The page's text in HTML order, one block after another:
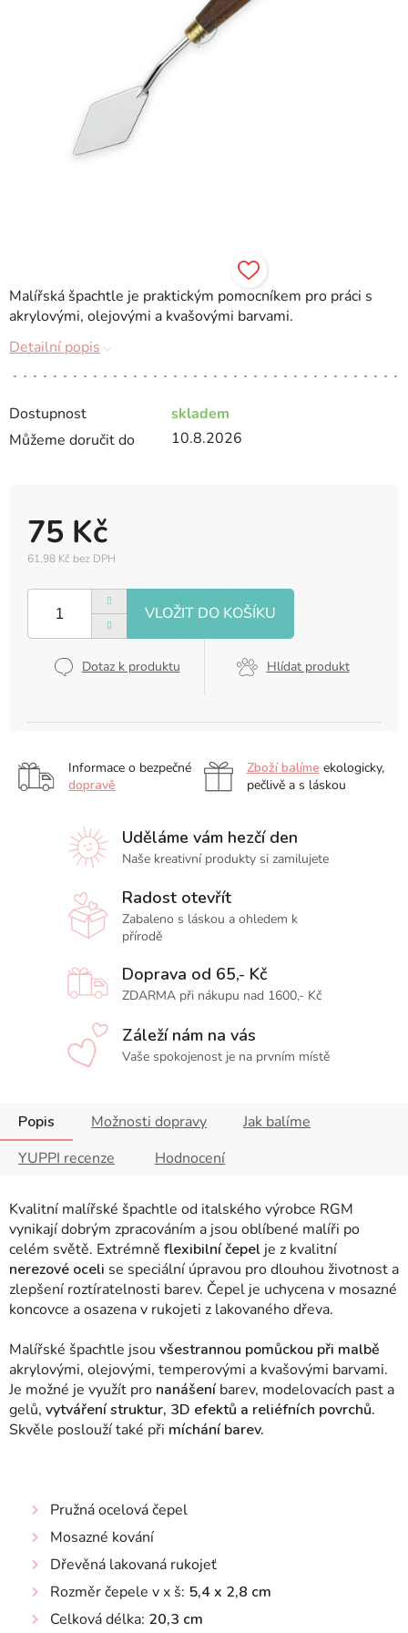
Dostupnost
skladem
Můžeme doručit do
10.8.2026
75 Kč
61,98 Kč bez DPH
cena:
Dotaz k produktu Hlídat produkt
Malířská špachtle je praktickým pomocníkem pro práci s
akrylovými, olejovými a kvašovými barvami.
Detailní popis
Informace o bezpečné
dopravě
Zboží balíme ekologicky,
pečlivě a s láskou
Uděláme vám hezčí den
Naše kreativní produkty si zamilujete
Radost otevřít
Zabaleno s láskou a ohledem k
přírodě
Doprava od 65,- Kč
ZDARMA při nákupu nad 1600,- Kč
Záleží nám na vás
Vaše spokojenost je na prvním místě
Popis Možnosti dopravy
Jak balíme
YUPPI recenze
Hodnocení
Kvalitní malířské špachtle od italského výrobce RGM
vynikají dobrým zpracováním a jsou oblíbené malíři po
celém světě. Extrémně flexibilní čepel je z kvalitní
nerezové oceli se speciální úpravou pro dlouhou životnost a
zlepšení roztíratelnosti barev. Čepel je uchycena v mosazné
koncovce a osazena v rukojeti z lakovaného dřeva.
Malířské špachtle jsou všestrannou pomůckou při malbě
akrylovými, olejovými, temperovými a kvašovými barvami.
Je možné je využít pro nanášeníbarev, modelovacích past a
gelů, vytváření struktur, 3D efektů a reliéfních povrchů.
Skvěle poslouží také při míchání barev.
Pružná ocelová čepel
Mosazné kování
Dřevěná lakovaná rukojeť
Rozměr čepele v x š: 5,4 x 2,8 cm
Celková délka: 20,3 cm